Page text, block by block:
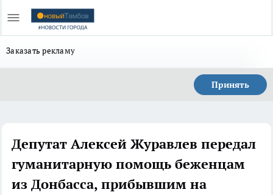
Заказать рекламу
Принять
Депутат Алексей Журавлев передал
гуманитарную помощь беженцам
из Донбасса, прибывшим на